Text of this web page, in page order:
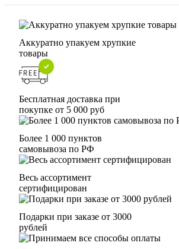
Аккуратно упакуем хрупкие
товары
Бесплатная доставка при
покупке от 5 000 руб
Более 1 000 пунктов
самовывоза по РФ
Весь ассортимент
сертифицирован
Подарки при заказе от 3000
рублей